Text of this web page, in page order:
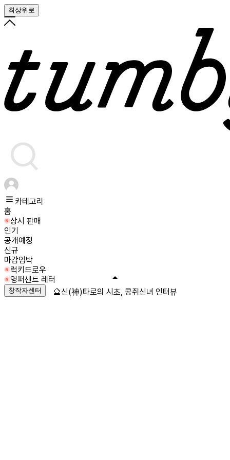
최상위로
카테고리
홈
상시 판매
인기
공개예정
신규
마감임박
럭키드로우
영퍼센트 레터
창작자센터 🔮신(神)타로의 시초, 콩쥐신녀 인터뷰